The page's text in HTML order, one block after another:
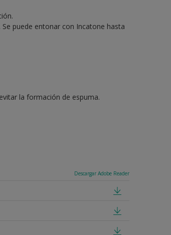
puede entonar con Incatone hasta
la formación de espuma.
Descargar Adobe Reader